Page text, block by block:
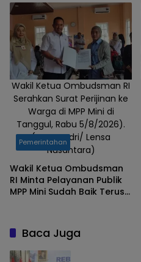
Wakil Ketua Ombudsman RI
Serahkan Surat Perijinan ke
Warga di MPP Mini di
Tanggul, Rabu 5/8/2026).
(Foto: Badri/ Lensa
Nusantara)
Pemerintahan
Wakil Ketua Ombudsman
RI Minta Pelayanan Publik
MPP Mini Sudah Baik Terus
Baca Juga